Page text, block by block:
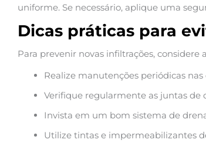
uniforme. Se necessário, aplique uma
Dicas práticas para
Para prevenir novas infiltrações, considere
Realize manutenções periódicas nas
Verifique regularmente as juntas de
Invista em um bom sistema de
Utilize tintas e impermeabilizantes